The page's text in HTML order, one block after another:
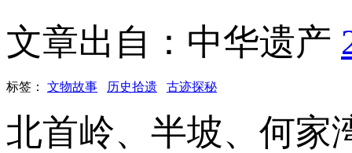
文章出自：中华遗产
标签： 文物故事 历史拾遗 古迹探秘
北首岭、半坡、何